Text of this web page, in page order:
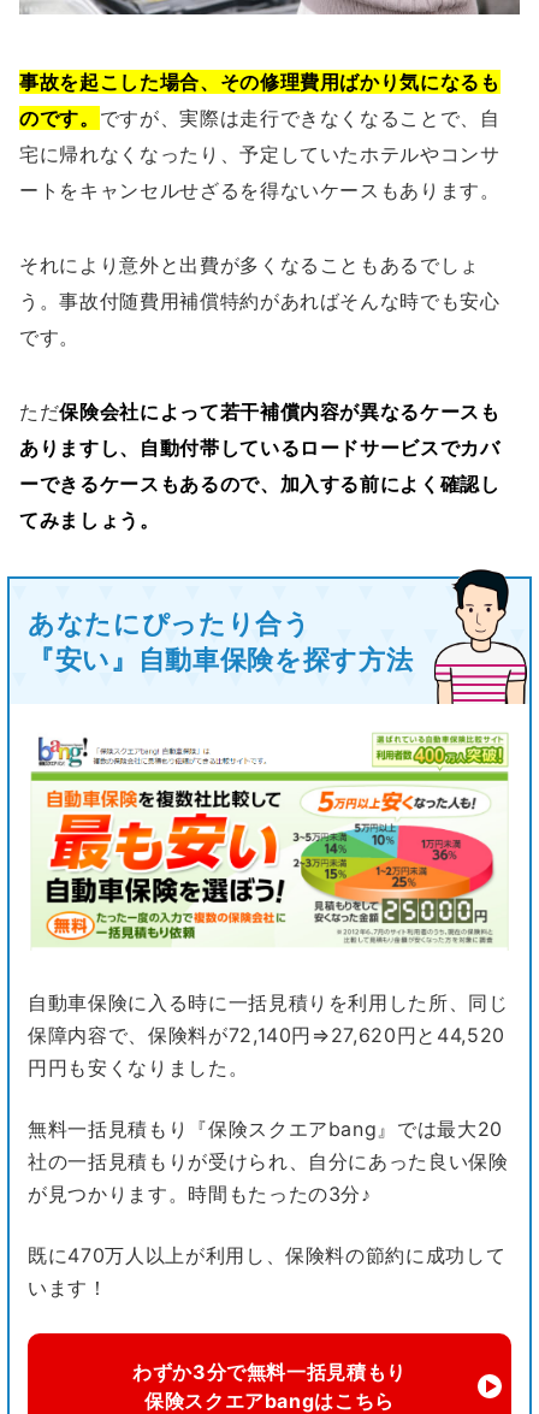
事故を起こした場合、その修理費用ばかり気になるも
のです。 ですが、実際は走行できなくなることで、自
宅に帰れなくなったり、予定していたホテルやコンサ
ートをキャンセルせざるを得ないケースもあります。
それにより意外と出費が多くなることもあるでしょ
う。事故付随費用補償特約があればそんな時でも安心
です。
ただ保険会社によって若干補償内容が異なるケースも
ありますし、自動付帯しているロードサービスでカバ
ーできるケースもあるので、加入する前によく確認し
てみましょう。
あなたにぴったり合う
『安い』自動車保険を探す方法
自動車保険に入る時に一括見積りを利用した所、同じ
保障内容で、保険料が72,140円⇒27,620円と44,520
円円も安くなりました。
無料一括見積もり『保険スクエアbang』では最大20
社の一括見積もりが受けられ、自分にあった良い保険
が見つかります。時間もたったの3分♪
既に470万人以上が利用し、保険料の節約に成功して
います！
わずか3分で無料一括見積もり
保険スクエアbangはこちら